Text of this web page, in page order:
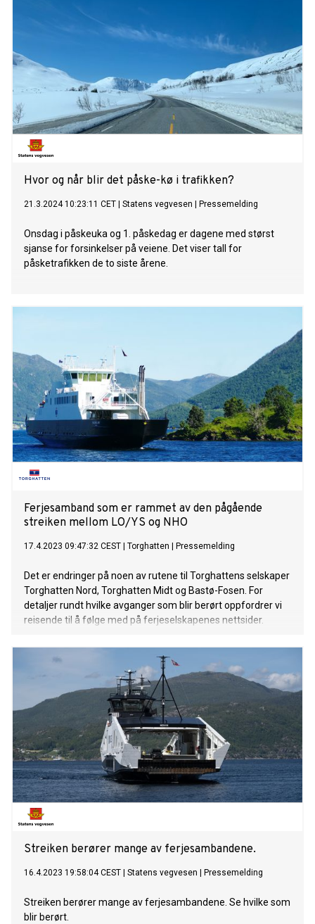
Hvor og når blir det påske-kø i trafikken?
21.3.2024 10:23:11 CET Statens vegvesen Pressemelding
Onsdag i påskeuka og 1. påskedag er dagene med størst
sjanse for forsinkelser på veiene. Det viser tall for
påsketrafikken de to siste årene.
Ferjesamband som er rammet av den pågående
streiken mellom LO/YS og NHO
17.4.2023 09:47:32 CEST Torghatten Pressemelding
Det er endringer på noen av rutene til Torghattens selskaper
Torghatten Nord, Torghatten Midt og Bastø-Fosen. For
detaljer rundt hvilke avganger som blir berørt oppfordrer vi
reisende til å følge med på ferjeselskapenes nettsider.
Streiken berører mange av ferjesambandene.
16.4.2023 19:58:04 CEST Statens vegvesen Pressemelding
Streiken berører mange av ferjesambandene. Se hvilke som
blir berørt.